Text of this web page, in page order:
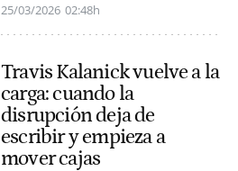
25/03/2026 02:48h
Travis Kalanick vuelve a la
carga: cuando la
disrupción deja de
escribir y empieza a
mover cajas